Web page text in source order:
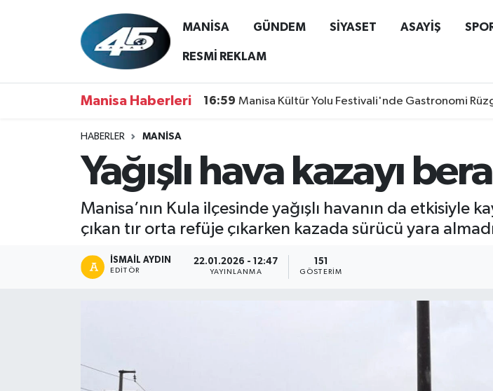
MANİSA GÜNDEM SİYASET ASAYİŞ
RESMİ REKLAM
Manisa Haberleri 16:59 Manisa Kültür Yolu Festivali'nde Gastronomi
HABERLER MANİSA
Yağışlı hava kazayı
Manisa’nın Kula ilçesinde yağışlı havanın da
çıkan tır orta refüje çıkarken kazada sürücü yara
İSMAIL AYDIN
EDITÖR
22.01.2026 - 12:47
YAYINLANMA
151
GÖSTERIM
MANİSA
ASAYİŞ
RESMİ REKLAM
Hava Durumu
Tüm Manşetler
Son Dakika Haberleri
Haber Arşivi